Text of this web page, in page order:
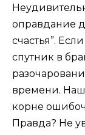
оправдание
счастья”.
спутник в
времени.
корне
Правда? Не